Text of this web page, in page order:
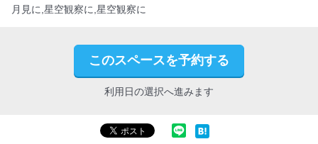
月見に,星空観察に,星空観察に
このスペースを予約する
利用日の選択へ進みます